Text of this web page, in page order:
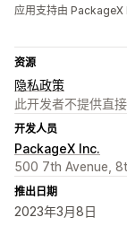
应用支持由 PackageX
资源
隐私政策
此开发者不提供直
开发人员
PackageX Inc.
500 7th Avenue,
推出日期
2023年3月8日